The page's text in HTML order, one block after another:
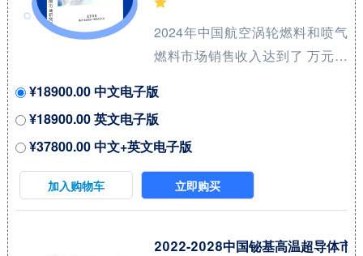
贵金属集团和庄信万丰等，前两
大厂商占有全球大约7...
2024年中国航空涡轮燃料和喷气
燃料市场销售收入达到了 万元，
2025-2031期间年复合增长率
(CAGR)为 %。本研究项目旨在梳
理航空涡轮燃料和喷气燃料领域
产品系列，洞悉行业特点、市场
存量空间及增量空间，并结合市
喷气燃料领域内各类竞争者所处
¥18900.00 中文电子版
¥18900.00 英文电子版
¥37800.00 中文+英文电子版
加入购物车 立即购买
2022-2028中国铋基高温超导体市